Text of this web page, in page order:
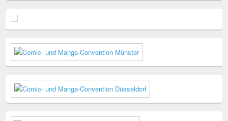
Primärer
Seitenleisten
Widget-